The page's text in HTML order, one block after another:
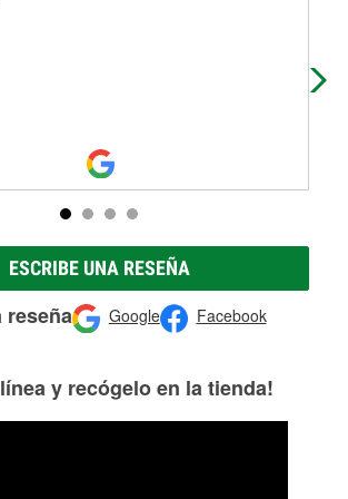
ESCRIBE UNA RESEÑA
reseña Google Facebook
y recógelo en la tienda!